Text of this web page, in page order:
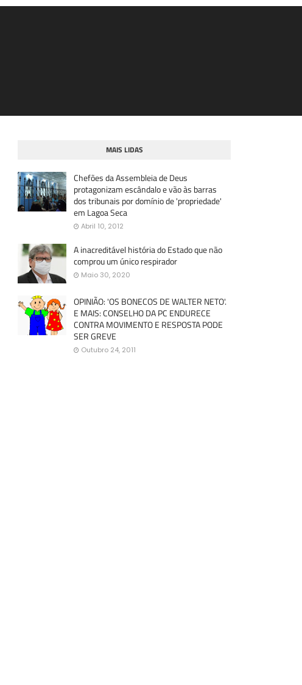
MAIS LIDAS
Chefões da Assembleia de Deus
protagonizam escândalo e vão às barras
dos tribunais por domínio de 'propriedade'
em Lagoa Seca
Abril 10, 2012
A inacreditável história do Estado que não
comprou um único respirador
Maio 30, 2020
OPINIÃO: 'OS BONECOS DE WALTER NETO'.
E MAIS: CONSELHO DA PC ENDURECE
CONTRA MOVIMENTO E RESPOSTA PODE
SER GREVE
Outubro 24, 2011